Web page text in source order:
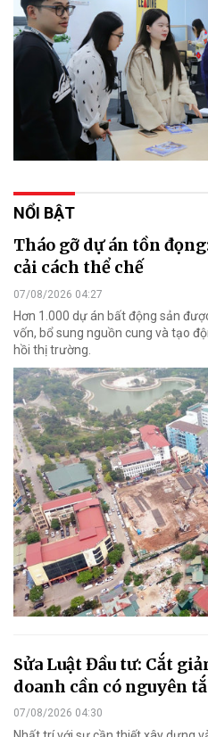
NỔI BẬT
Tháo gỡ dự án tồn
cải cách thể chế
07/08/2026 04:27
Hơn 1.000 dự án bất động sản
vốn, bổ sung nguồn cung và tạo
hồi thị trường.
Sửa Luật Đầu tư: Cắt
doanh cần có nguyên
07/08/2026 04:30